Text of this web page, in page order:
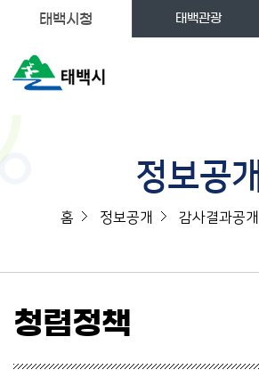
태백시청 태백관광
정보공개
홈 정보공개 감사결과공개
청렴정책